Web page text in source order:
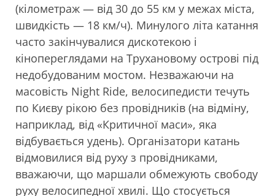
(кілометраж — від 30 до 55 км у межах міста,
швидкість — 18 км/ч). Минулого літа катання
часто закінчувалися дискотекою і
кінопереглядами на Трухановому острові під
недобудованим мостом. Незважаючи на
масовість Night Ride, велосипедисти течуть
по Києву рікою без провідників (на відміну,
наприклад, від «Критичної маси», яка
відбувається удень). Організатори катань
відмовилися від руху з провідниками,
вважаючи, що маршали обмежують свободу
руху велосипедної хвилі. Що стосується